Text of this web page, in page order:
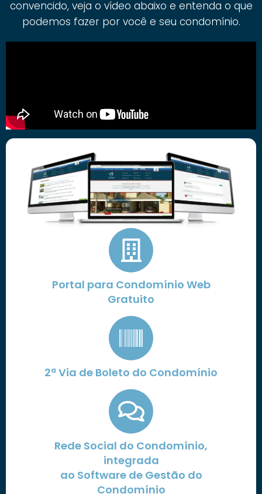
convencido, veja o vídeo abaixo e entenda o que
podemos fazer por você e seu condomínio.
Portal para Condomínio Web
Gratuito
2ª Via de Boleto do Condomínio
Rede Social do Condomínio,
integrada
ao Software de Gestão do
Condomínio